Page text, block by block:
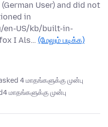
User) and did not
in
en-US/kb/built-in-
I Als… (மேலும் படிக்க)
4 மாதங்களுக்கு முன்பு
4 மாதங்களுக்கு முன்பு